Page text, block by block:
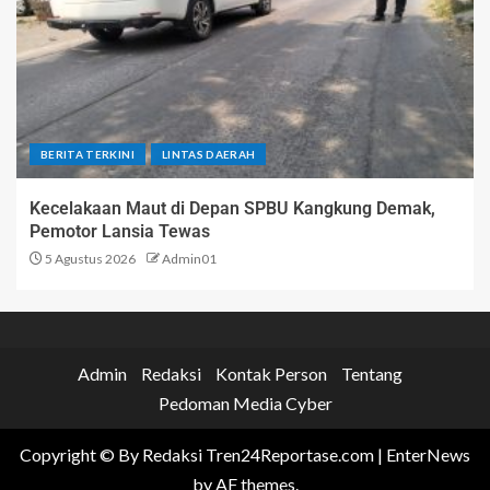
BERITA TERKINI LINTAS DAERAH
Kecelakaan Maut di Depan SPBU Kangkung Demak,
Pemotor Lansia Tewas
5 Agustus 2026 Admin01
Admin Redaksi Kontak Person
Tentang
Pedoman Media Cyber
Copyright © By Redaksi Tren24Reportase.com | EnterNews
by AF themes.